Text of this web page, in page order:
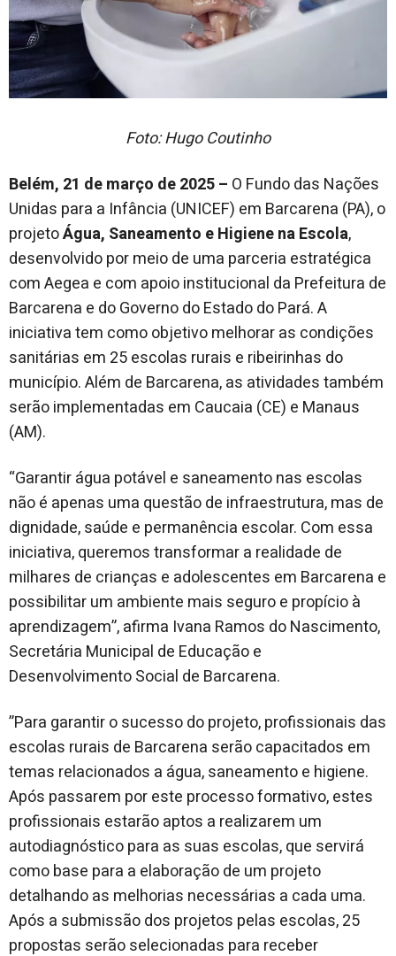
Foto: Hugo Coutinho
Belém, 21 de março de 2025 – O Fundo das Nações
Unidas para a Infância (UNICEF) em Barcarena (PA), o
projetoÁgua, Saneamento e Higiene na Escola,
desenvolvido por meio de uma parceria estratégica
com Aegea e com apoio institucional da Prefeitura de
Barcarena e do Governo do Estado do Pará. A
iniciativa tem como objetivo melhorar as condições
sanitárias em 25 escolas rurais e ribeirinhas do
município. Além de Barcarena, as atividades também
serão implementadas em Caucaia (CE) e Manaus
(AM).
“Garantir água potável e saneamento nas escolas
não é apenas uma questão de infraestrutura, mas de
dignidade, saúde e permanência escolar. Com essa
iniciativa, queremos transformar a realidade de
milhares de crianças e adolescentes em Barcarena e
possibilitar um ambiente mais seguro e propício à
aprendizagem”, afirma Ivana Ramos do Nascimento,
Secretária Municipal de Educação e
Desenvolvimento Social de Barcarena.
”Para garantir o sucesso do projeto, profissionais das
escolas rurais de Barcarena serão capacitados em
temas relacionados a água, saneamento e higiene.
Após passarem por este processo formativo, estes
profissionais estarão aptos a realizarem um
autodiagnóstico para as suas escolas, que servirá
como base para a elaboração de um projeto
detalhando as melhorias necessárias a cada uma.
Após a submissão dos projetos pelas escolas, 25
propostas serão selecionadas para receber